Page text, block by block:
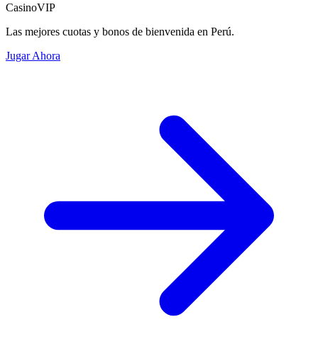
CasinoVIP
Las mejores cuotas y bonos de bienvenida en Perú.
Jugar Ahora